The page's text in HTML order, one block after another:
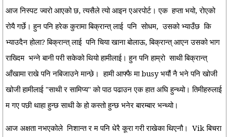
आज निस्पट ज्वरो आएको छ, त्यसैले त्यो आइन एअरपोर्ट। एक हप्ता भयो, रोएको
रोयै गर्छे। हुन पनि हरेक कुरामा बिक्रान्त् लाई पनि सोधम, उसको भ्याउँछ कि
भ्याउदैन होला? बिक्रान्त् लाई पनि चिया खाना बोलाऊ, बिक्रान्त् आएन उसको भाग
राख्दिम भन्ने बानी परी सकेको थियो हामीलाई। हुन पनि हाम्रो साथी बिक्रान्त्
आँखामा राखे पनि नबिजाउने मान्छे। हामी आफ्फै मा busy भयौं नै भने पनि खोजी
खोजी हामीलाई "साथी र सामिप्य" को पाठ पढाउन एक हात अघि हुन्थ्यो। तिमीहरुलाई
म गए पछी थाहा हुन्छ साथी के हो कस्तो हुन्छ भनेर बारम्बार भन्थ्यो।
आज अक्षता नभएकोले निशान्त र म पनि धेरै कूरा गरी राखेका थिएनौ। Vik बिचरा